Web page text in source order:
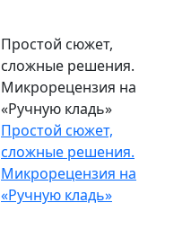
Микрорецензия на
«Ручную кладь»
Простой сюжет,
сложные решения.
Микрорецензия на
«Ручную кладь»